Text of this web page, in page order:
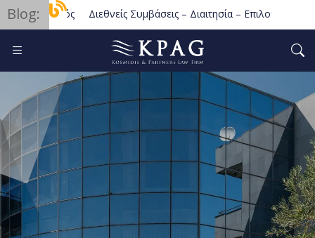
Blog: Διεθνείς Συμβάσεις – Διαιτησία – Επιλογή Δικαίου
Αθέμιτος Ανταγωνισμός